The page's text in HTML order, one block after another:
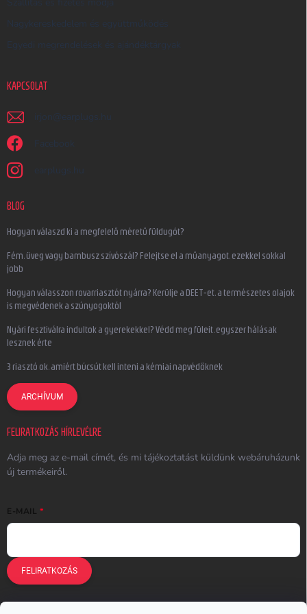
Nagykereskedelem és együttműködés
Egyedi megrendelések és ajándéktárgyak
KAPCSOLAT
irjon @ earplugs.hu
Facebook
earplugs.hu
BLOG
Hogyan válaszd ki a megfelelő méretű füldugót?
Fém, üveg vagy bambusz szívószál? Felejtse el a műanyagot, ezekkel sokkal
jobb
Hogyan válasszon rovarriasztót nyárra? Kerülje a DEET-et, a természetes olajok
is megvédenek a szúnyogoktól
Nyári fesztiválra indultok a gyerekekkel? Védd meg füleit, egyszer hálásak
lesznek érte
3 riasztó ok, amiért búcsút kell inteni a kémiai napvédőknek
ARCHÍVUM
FELIRATKOZÁS HÍRLEVÉLRE
Adja meg az e-mail címét, és mi tájékoztatást küldünk webáruházunk
új termékeiről.
E-MAIL
FELIRATKOZÁS